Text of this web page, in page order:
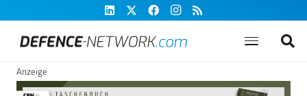
Anzeige